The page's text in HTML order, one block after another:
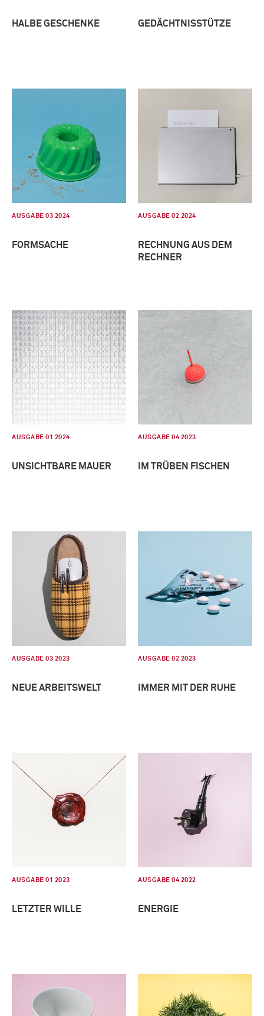
HALBE GESCHENKE GEDÄCHTNISSTÜTZE
AUSGABE 03 2024
FORMSACHE
AUSGABE 02 2024
RECHNUNG AUS DEM
RECHNER
AUSGABE 01 2024
UNSICHTBARE MAUER
AUSGABE 04 2023
IM TRÜBEN FISCHEN
AUSGABE 03 2023
NEUE ARBEITSWELT
AUSGABE 02 2023
IMMER MIT DER RUHE
AUSGABE 01 2023
LETZTER WILLE
AUSGABE 04 2022
ENERGIE